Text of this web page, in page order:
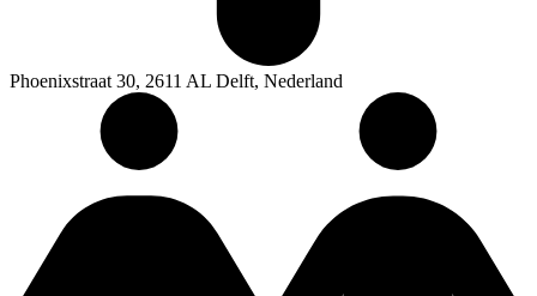
Phoenixstraat 30, 2611 AL Delft, Nederland